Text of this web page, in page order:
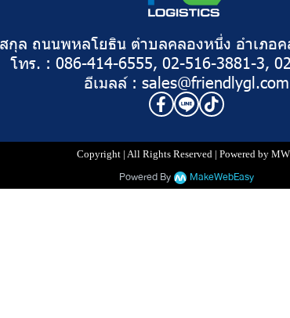
ล ถนนพหลโยธิน ตำบลคลองหนึ่ง อำเภอ
โทร. : 086-414-6555, 02-516-3881-3,
อีเมลล์ : sales@friendlygl.com
Copyright | All Rights Reserved | Powered by
Powered By MakeWebEasy